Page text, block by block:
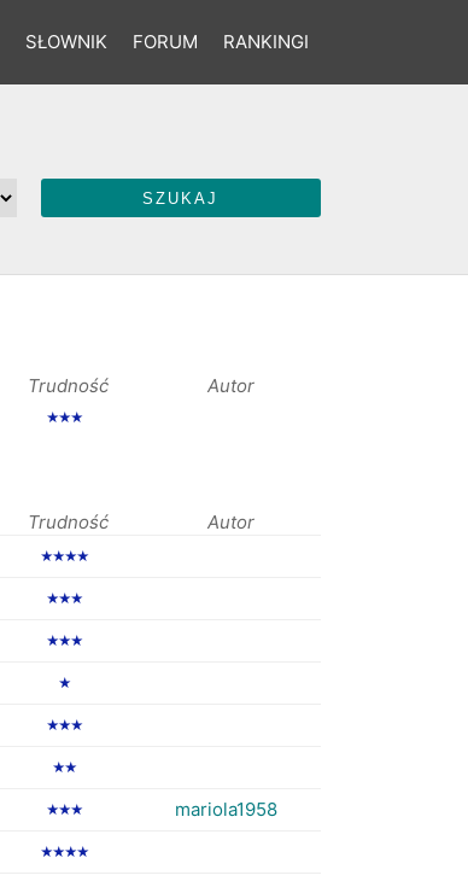
SŁOWNIK FORUM RANKINGI
Trudność Autor
★★★
Trudność Autor
★★★★
★★★
★★★
★
★★★
★★
★★★ mariola1958
★★★★